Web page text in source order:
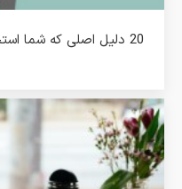
20 دلیل اصلی که شما